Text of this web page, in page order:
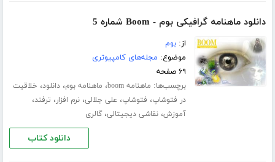
دانلود ماهنامه گرافیکی بوم - Boom شماره 5
از:بوم
موضوع: مجله‌های کامپیوتری
۶۹ صفحه
برچسب‌ها: ماهنامه boom ، ماهنامه بوم،دانلود، خلاقیت
در فتوشاپ، فتوشاپ، علی جلالی،نرم افزار، ترفند،
آموزش،نقاشی دیجیتالی،گالری
دانلود کتاب